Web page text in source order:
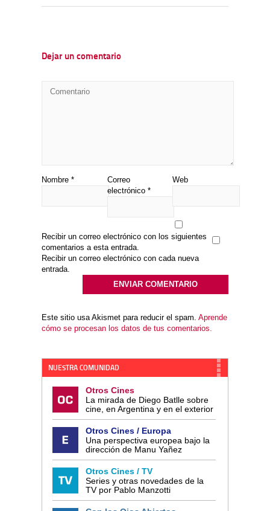
Dejar un comentario
Nombre *
Correo
electrónico *
Web
Recibir un correo electrónico con los siguientes
comentarios a esta entrada.
Recibir un correo electrónico con cada nueva
entrada.
Este sitio usa Akismet para reducir el spam. Aprende
cómo se procesan los datos de tus comentarios.
NUESTRA COMUNIDAD
Otros Cines
La mirada de Diego Batlle sobre
cine, en Argentina y en el exterior
Otros Cines / Europa
Una perspectiva europea bajo la
dirección de Manu Yañez
Otros Cines / TV
Series y otras novedades de la
TV por Pablo Manzotti